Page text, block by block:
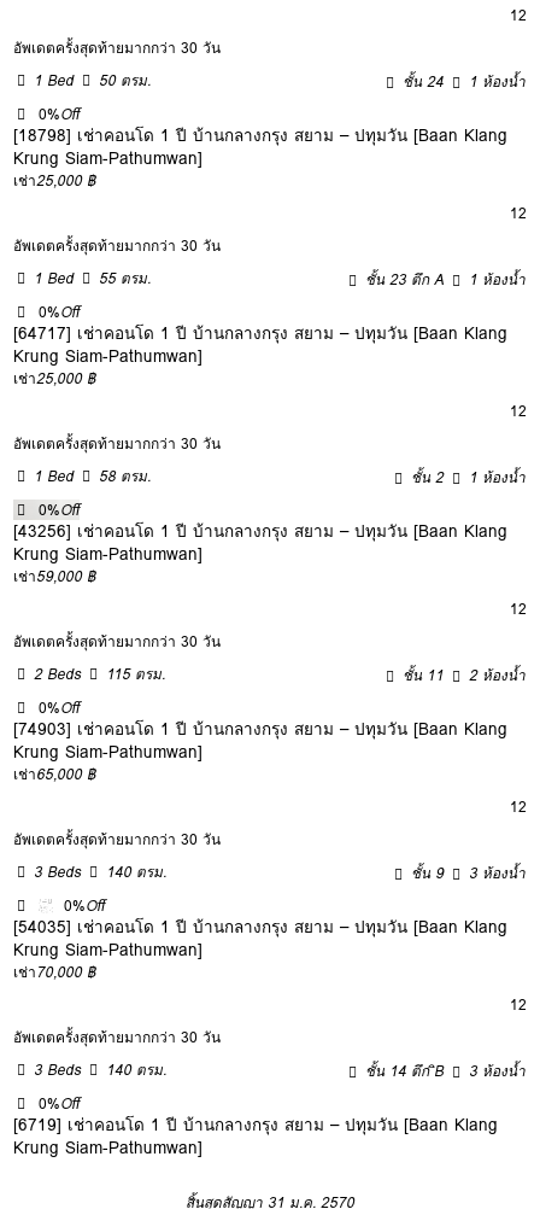
12
อัพเดตครั้งสุดท้ายมากกว่า 30 วัน
1 Bed
50 ตรม. ชั้น 24
1 ห้องน้ำ
0%Off
[18798] เช่าคอนโด 1 ปี บ้านกลางกรุง สยาม – ปทุมวัน [Baan Klang
Krung Siam-Pathumwan]
เช่า25,000 ฿
12
อัพเดตครั้งสุดท้ายมากกว่า 30 วัน
1 Bed
55 ตรม. ชั้น 23 ตึก A
1 ห้องน้ำ
0%Off
[64717] เช่าคอนโด 1 ปี บ้านกลางกรุง สยาม – ปทุมวัน [Baan Klang
Krung Siam-Pathumwan]
เช่า25,000 ฿
12
อัพเดตครั้งสุดท้ายมากกว่า 30 วัน
1 Bed
58 ตรม. ชั้น 2
1 ห้องน้ำ
0%Off
[43256] เช่าคอนโด 1 ปี บ้านกลางกรุง สยาม – ปทุมวัน [Baan Klang
Krung Siam-Pathumwan]
เช่า59,000 ฿
12
อัพเดตครั้งสุดท้ายมากกว่า 30 วัน
2 Beds
115 ตรม. ชั้น 11
2 ห้องน้ำ
0%Off
[74903] เช่าคอนโด 1 ปี บ้านกลางกรุง สยาม – ปทุมวัน [Baan Klang
Krung Siam-Pathumwan]
เช่า65,000 ฿
12
อัพเดตครั้งสุดท้ายมากกว่า 30 วัน
3 Beds
140 ตรม. ชั้น 9
3 ห้องน้ำ
0%Off
[54035] เช่าคอนโด 1 ปี บ้านกลางกรุง สยาม – ปทุมวัน [Baan Klang
Krung Siam-Pathumwan]
เช่า70,000 ฿
12
อัพเดตครั้งสุดท้ายมากกว่า 30 วัน
3 Beds
140 ตรม. ชั้น 14 ตึก ิB
3 ห้องน้ำ
0%Off
[6719] เช่าคอนโด 1 ปี บ้านกลางกรุง สยาม – ปทุมวัน [Baan Klang
Krung Siam-Pathumwan]
สิ้นสุดสัญญา 31 ม.ค. 2570